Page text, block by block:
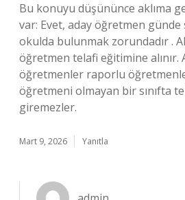
Bu konuyu düşününce aklıma
var: Evet, aday öğretmen
okulda bulunmak zorundadır .
öğretmen telafi eğitimine alınır.
öğretmenler raporlu
öğretmeni olmayan bir sınıfta
giremezler.
Mart 9, 2026 Yanıtla